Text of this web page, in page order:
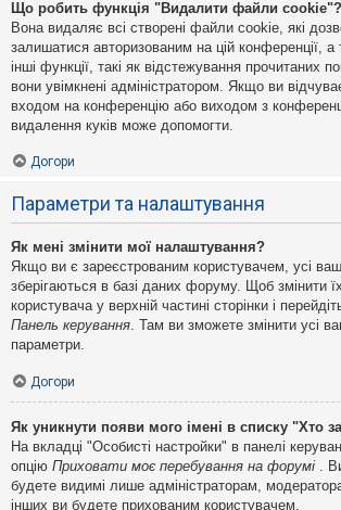
Що робить функція "Видалити файли cookie"?
Вона видаляє всі створені файли cookie, які
залишатися авторизованим на цій конференції,
інші функції, такі як відстежування прочитаних
вони увімкнені адміністратором. Якщо ви
входом на конференцію або виходом з
видалення куків може допомогти.
Догори
Параметри та налаштування
Як мені змінити мої налаштування?
Якщо ви є зареєстрованим користувачем, усі
зберігаються в базі даних форуму. Щоб змінити
користувача у верхній частині сторінки і
Панель керування . Там ви зможете змінити усі
параметри.
Догори
Як уникнути появи мого імені в списку "Хто
На вкладці "Особисті настройки" в панелі
опцію Приховати моє перебування на форумі .
будете видимі лише адміністраторам,
інших ви будете прихованим користувачем.